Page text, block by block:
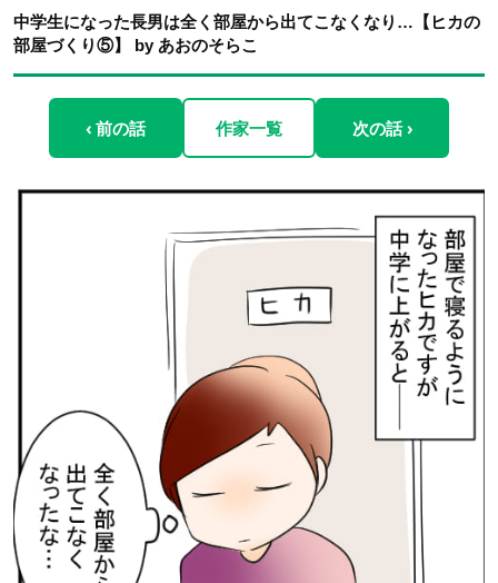
中学生になった長男は全く部屋から出てこなくなり…【ヒカの
部屋づくり⑤】 by あおのそらこ
‹ 前の話 作家一覧 次の話 ›